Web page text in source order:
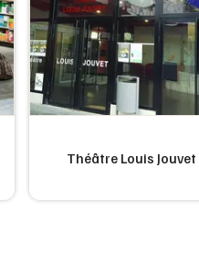
Théâtre Louis Jouvet